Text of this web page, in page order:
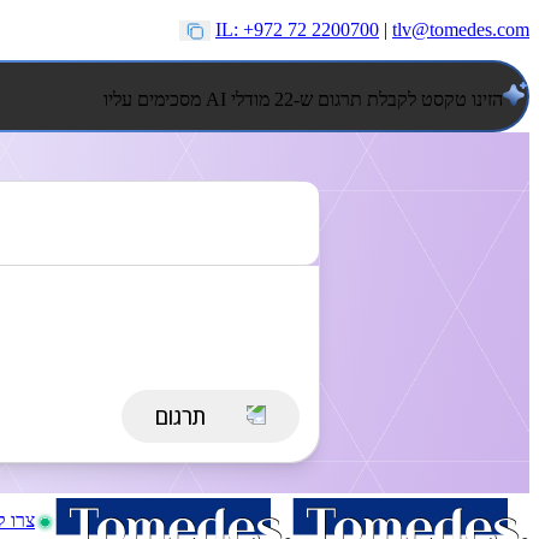
IL: +972 72 2200700 | tlv@tomedes.com
הזינו טקסט לקבלת תרגום ש-22 מודלי AI מסכימים עליו
צרו